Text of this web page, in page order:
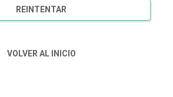
REINTENTAR
VOLVER AL INICIO